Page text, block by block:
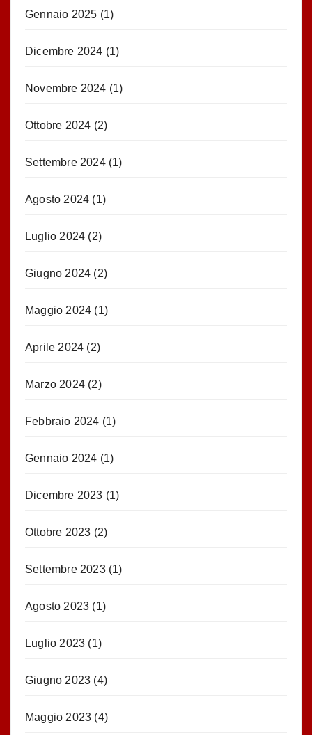
Gennaio 2025 (1)
Dicembre 2024 (1)
Novembre 2024 (1)
Ottobre 2024 (2)
Settembre 2024(1)
Agosto 2024 (1)
Luglio 2024 (2)
Giugno 2024 (2)
Maggio 2024 (1)
Aprile 2024 (2)
Marzo 2024 (2)
Febbraio 2024 (1)
Gennaio 2024 (1)
Dicembre 2023 (1)
Ottobre 2023 (2)
Settembre 2023(1)
Agosto 2023 (1)
Luglio 2023 (1)
Giugno 2023 (4)
Maggio 2023 (4)